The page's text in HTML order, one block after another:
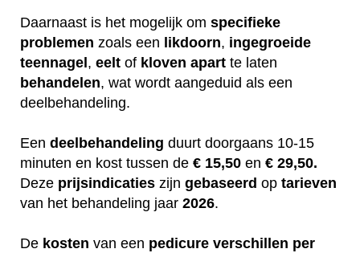
Daarnaast is het mogelijk om specifieke
problemen zoals een likdoorn, ingegroeide
teennagel , eelt of kloven apart te laten
behandelen, wat wordt aangeduid als een
deelbehandeling.
Een deelbehandeling duurt doorgaans 10-15
minuten en kost tussen de € 15,50 en € 29,50.
Deze prijsindicaties zijn gebaseerd op tarieven
van het behandeling jaar 2026.
De kosten van een pedicure verschillen per